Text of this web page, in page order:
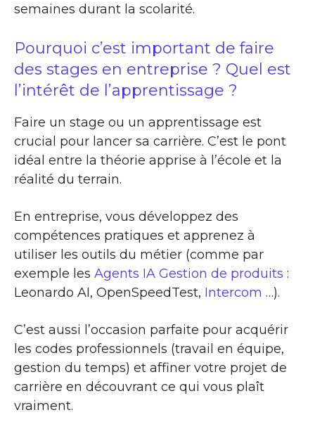
semaines durant la scolarité.
Pourquoi c’est important de faire
des stages en entreprise ? Quel est
l’intérêt de l’apprentissage ?
Faire un stage ou un apprentissage est
crucial pour lancer sa carrière. C’est le pont
idéal entre la théorie apprise à l’école et la
réalité du terrain.
En entreprise, vous développez des
compétences pratiques et apprenez à
utiliser les outils du métier (comme par
exemple les Agents IA Gestion de produits :
Leonardo AI, OpenSpeedTest, Intercom …).
C’est aussi l’occasion parfaite pour acquérir
les codes professionnels (travail en équipe,
gestion du temps) et affiner votre projet de
carrière en découvrant ce qui vous plaît
vraiment.